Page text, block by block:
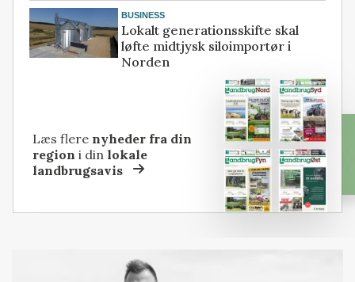
BUSINESS
Lokalt generationsskifte skal
løfte midtjysk siloimportør i
Norden
Læs flere nyheder fra din
region i dinlokale
landbrugsavis